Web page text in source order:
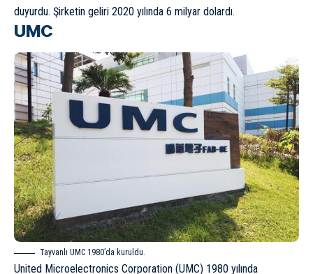
duyurdu. Şirketin geliri 2020 yılında 6 milyar dolardı.
UMC
Tayvanlı UMC 1980’da kuruldu.
United Microelectronics Corporation (UMC) 1980 yılında